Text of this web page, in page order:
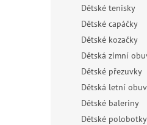
Dětské tenisky
Dětské capáčky
Dětské kozačky
Dětská zimní
Dětské přezuvky
Dětská letní obuv
Dětské baleriny
Dětské polobotky